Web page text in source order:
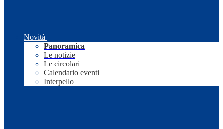
Novità
Panoramica
Le notizie
Le circolari
Calendario eventi
Interpello